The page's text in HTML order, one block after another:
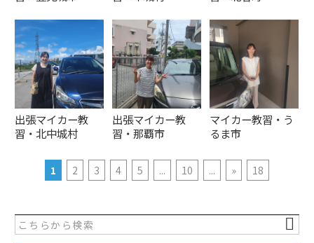
出張マイカー教
習・北中城村
出張マイカー教
習・那覇市
マイカー教習・う
るま市
1 2 3 4 5 ... 10 ... » 18